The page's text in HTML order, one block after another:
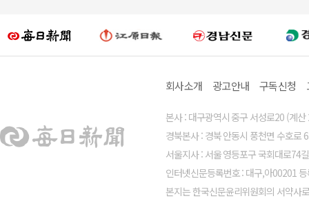
회사소개 광고안내 구독신청
본사 : 대구광역시 중구 서성로20 (계
경북본사 : 경북 안동시 풍천면 수호
서울지사 : 서울 영등포구 국회대로74
인터넷신문등록번호 : 대구,아00201
본지는 한국신문윤리위원회의 서약